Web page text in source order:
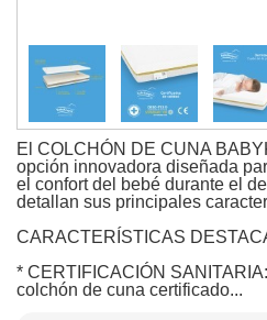
El COLCHÓN DE CUNA
opción innovadora diseñada
el confort del bebé durante el
detallan sus principales
CARACTERÍSTICAS
* CERTIFICACIÓN
colchón de cuna certificado...